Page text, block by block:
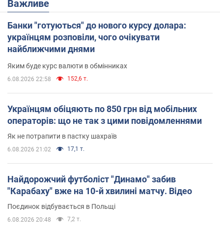
Важливе
Банки "готуються" до нового курсу долара:
українцям розповіли, чого очікувати
найближчими днями
Яким буде курс валюти в обмінниках
6.08.2026 22:58 152,6 т.
Українцям обіцяють по 850 грн від мобільних
операторів: що не так з цими повідомленнями
Як не потрапити в пастку шахраїв
6.08.2026 21:02 17,1 т.
Найдорожчий футболіст "Динамо" забив
"Карабаху" вже на 10-й хвилині матчу. Відео
Поєдинок відбувається в Польщі
6.08.2026 20:48 7,2 т.